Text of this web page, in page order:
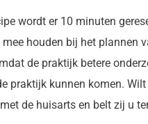
wordt er 10 minuten
houden bij het
de praktijk betere
praktijk kunnen komen.
de huisarts en belt zij u